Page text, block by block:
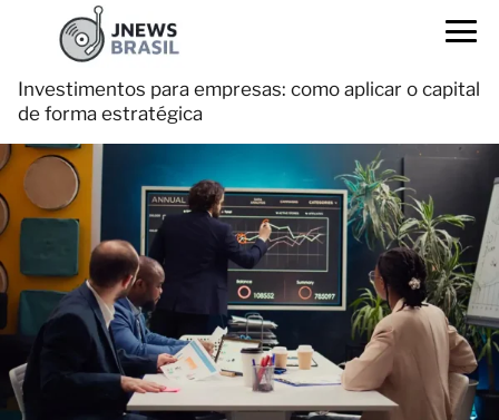
Investimentos para empresas: como aplicar o capital
de forma estratégica